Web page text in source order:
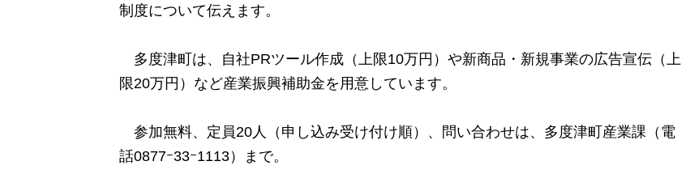
制度について伝えます。
多度津町は、自社PRツール作成（上限10万円）や新商品・新規事業の広告宣伝（上
限20万円）など産業振興補助金を用意しています。
参加無料、定員20人（申し込み受け付け順）、問い合わせは、多度津町産業課（電
話0877ｰ33ｰ1113）まで。